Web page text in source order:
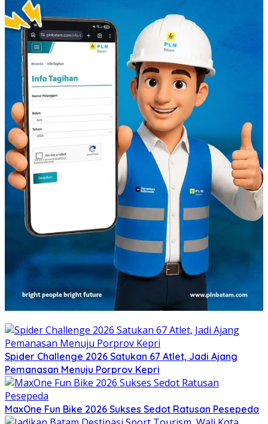
Spider Challenge 2026 Satukan 67 Atlet, Jadi Ajang
Pemanasan Menuju Porprov Kepri
MaxOne Fun Bike 2026 Sukses Sedot Ratusan Pesepeda